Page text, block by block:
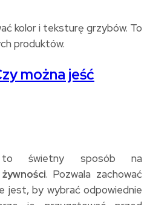
kolor i teksturę grzybów. To
produktów.
można jeść
świetny sposób na
. Pozwala zachować
jest, by wybrać odpowiednie